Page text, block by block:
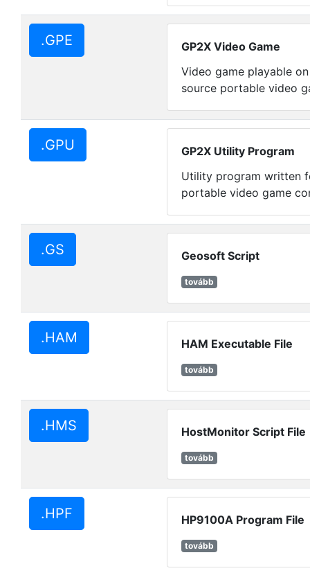
.GPE
GP2X Video Game
Video game playable
source portable video
.GPU
GP2X Utility Program
Utility program written
portable video game
.GS Geosoft Script
tovább
.HAM HAM Executable File
tovább
.HMS HostMonitor Script File
tovább
.HPF HP9100A Program File
tovább